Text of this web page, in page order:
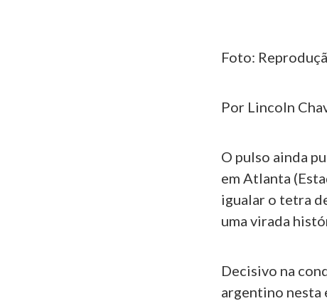
Foto:
Por Lincoln
O pulso ainda
em Atlanta
igualar o tetra
uma virada
Decisivo na
argentino nesta